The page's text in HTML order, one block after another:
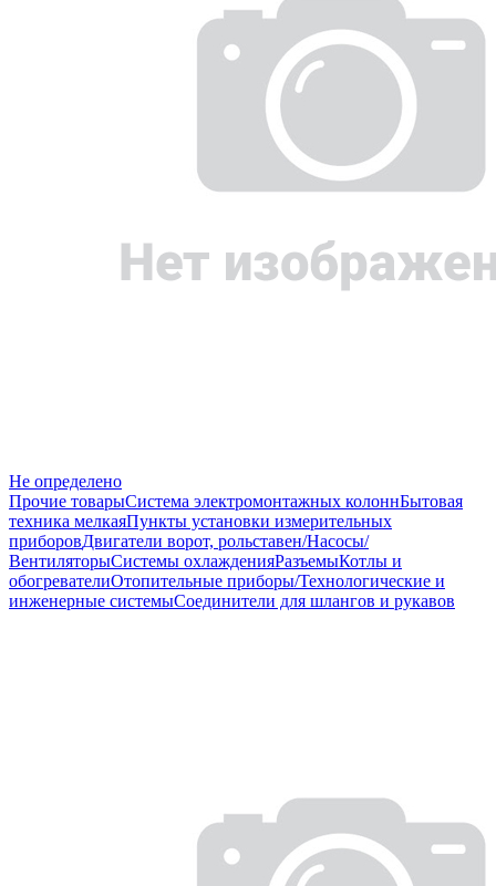
Не определено
Прочие товарыСистема электромонтажных колоннБытовая
техника мелкаяПункты установки измерительных
приборовДвигатели ворот, рольставен/Насосы/
ВентиляторыСистемы охлажденияРазъемыКотлы и
обогревателиОтопительные приборы/Технологические и
инженерные системыСоединители для шлангов и рукавов